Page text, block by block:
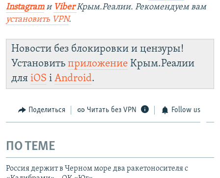
Instagram и ViberКрым.Реалии. Рекомендуем вам
установить VPN.
Новости без блокировки и цензуры!
Установить приложение Крым.Реалии
для iOS і Android.
Поделиться Читать без VPN Follow us
ПО ТЕМЕ
Россия держит в Черном море два ракетоносителя с